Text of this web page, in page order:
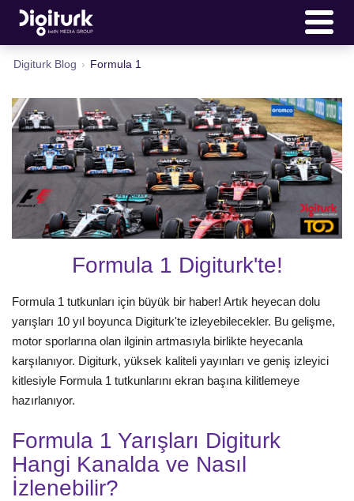
Digiturk Blog › Formula 1
Formula 1 Digiturk'te!
Formula 1 tutkunları için büyük bir haber! Artık heyecan dolu
yarışları 10 yıl boyunca Digiturk'te izleyebilecekler. Bu gelişme,
motor sporlarına olan ilginin artmasıyla birlikte heyecanla
karşılanıyor. Digiturk, yüksek kaliteli yayınları ve geniş izleyici
kitlesiyle Formula 1 tutkunlarını ekran başına kilitlemeye
hazırlanıyor.
Formula 1 Yarışları Digiturk
Hangi Kanalda ve Nasıl
İzlenebilir?